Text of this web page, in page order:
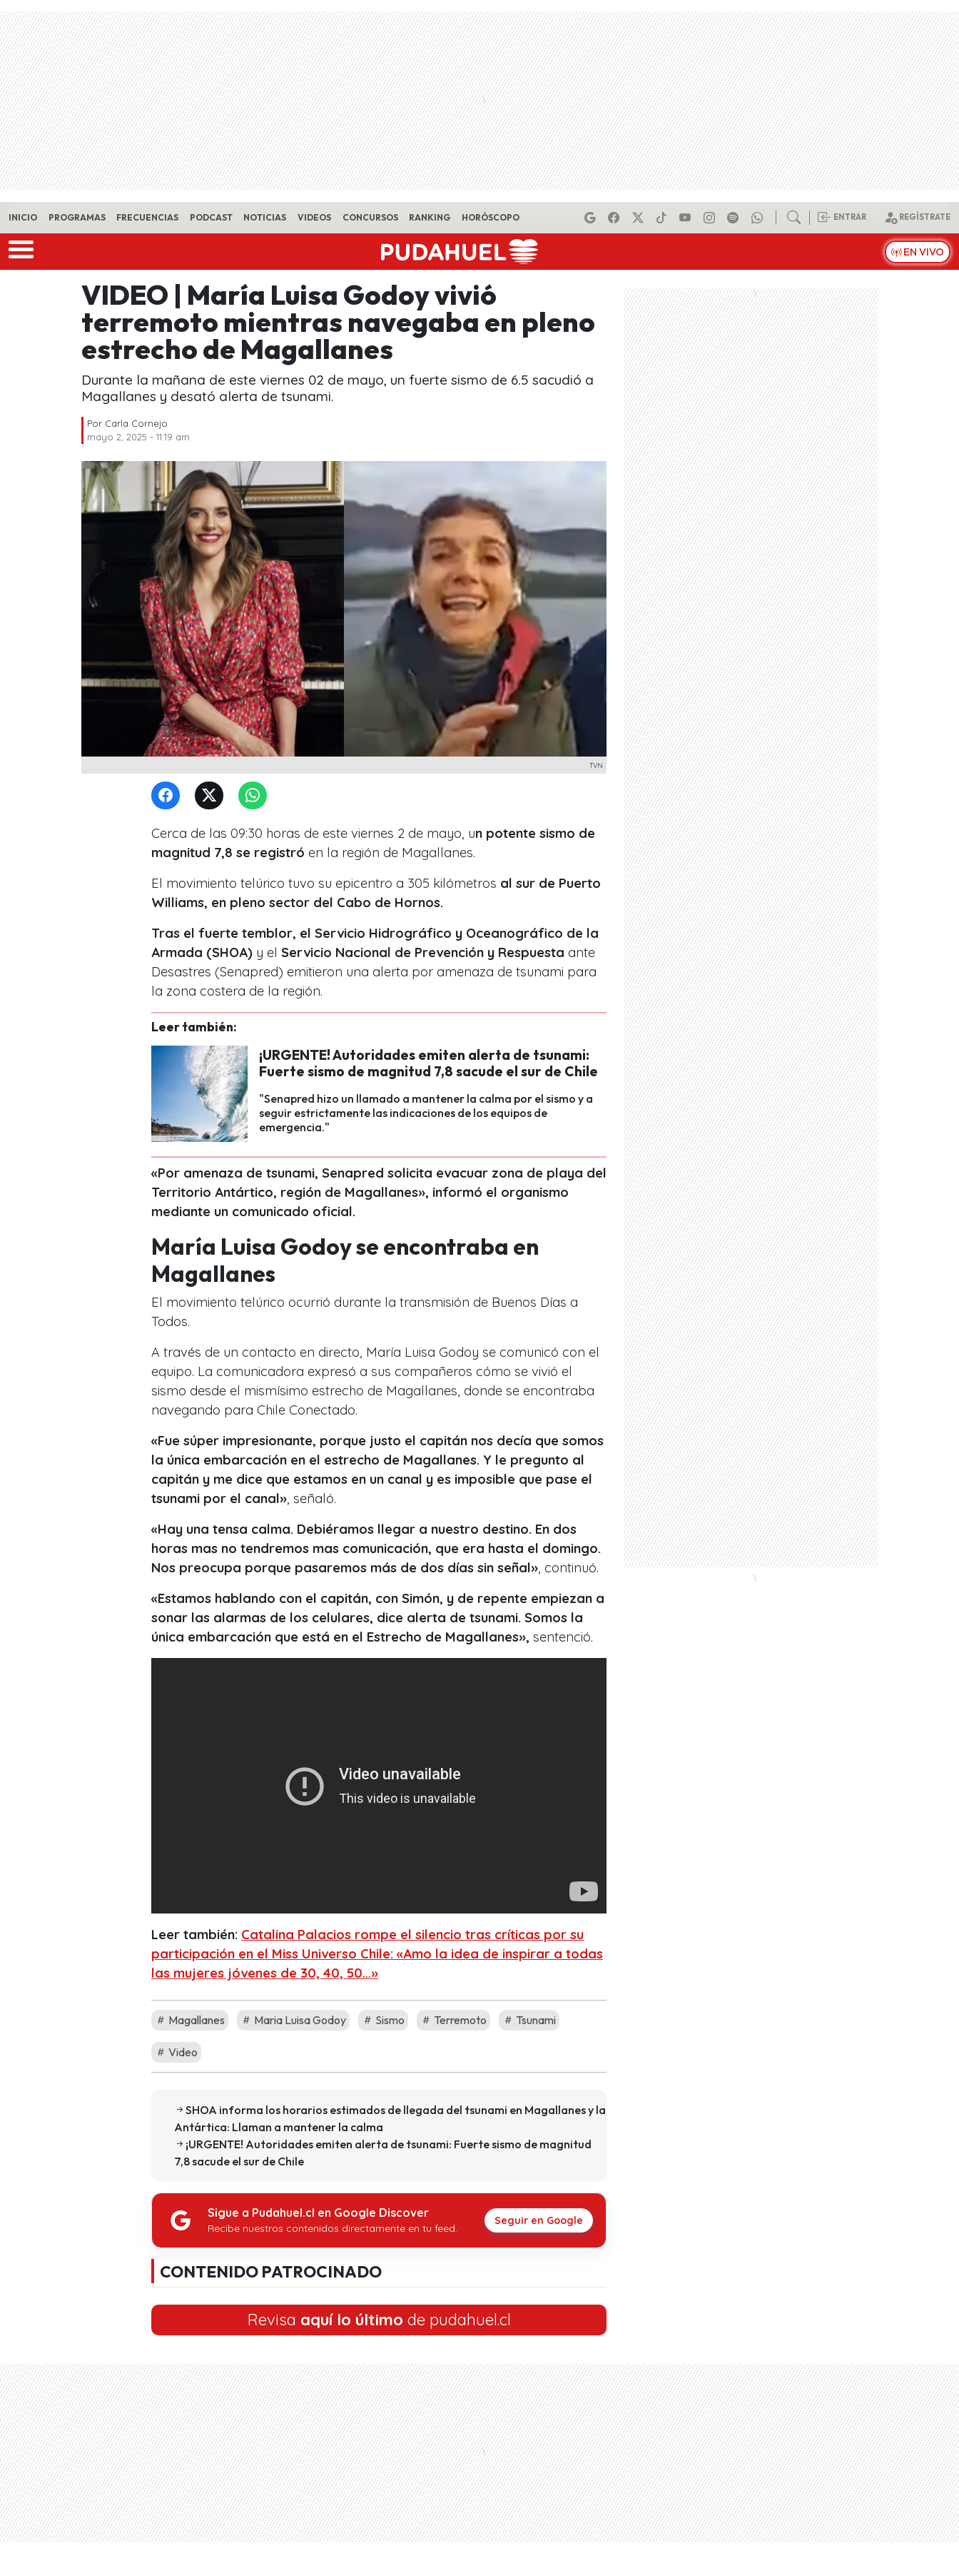
Skip to main content
INICIO PROGRAMAS FRECUENCIAS PODCAST NOTICIAS VIDEOS CONCURSOS RANKING HORÓSCOPO ENTRAR REGÍSTRATE
EN VIVO
VIDEO | María Luisa Godoy vivió
terremoto mientras navegaba en pleno
estrecho de Magallanes
Durante la mañana de este viernes 02 de mayo, un fuerte sismo de 6.5 sacudió a
Magallanes y desató alerta de tsunami.
Por Carla Cornejo
mayo 2, 2025 - 11:19 am
TVN
Cerca de las 09:30 horas de este viernes 2 de mayo, un potente sismo de
magnitud 7,8 se registró en la región de Magallanes.
El movimiento telúrico tuvo su epicentro a 305 kilómetros al sur de Puerto
Williams, en pleno sector del Cabo de Hornos.
Tras el fuerte temblor, el Servicio Hidrográfico y Oceanográfico de la
Armada (SHOA) y el Servicio Nacional de Prevención y Respuesta ante
Desastres (Senapred) emitieron una alerta por amenaza de tsunami para
la zona costera de la región.
Leer también:
¡URGENTE! Autoridades emiten alerta de tsunami:
Fuerte sismo de magnitud 7,8 sacude el sur de Chile
"Senapred hizo un llamado a mantener la calma por el sismo y a
seguir estrictamente las indicaciones de los equipos de
emergencia."
«Por amenaza de tsunami, Senapred solicita evacuar zona de playa del
Territorio Antártico, región de Magallanes», informó el organismo
mediante un comunicado oficial.
María Luisa Godoy se encontraba en
Magallanes
El movimiento telúrico ocurrió durante la transmisión de Buenos Días a
Todos.
A través de un contacto en directo, María Luisa Godoy se comunicó con el
equipo. La comunicadora expresó a sus compañeros cómo se vivió el
sismo desde el mismísimo estrecho de Magallanes, donde se encontraba
navegando para Chile Conectado.
«Fue súper impresionante, porque justo el capitán nos decía que somos
la única embarcación en el estrecho de Magallanes. Y le pregunto al
capitán y me dice que estamos en un canal y es imposible que pase el
tsunami por el canal» , señaló.
«Hay una tensa calma. Debiéramos llegar a nuestro destino. En dos
horas mas no tendremos mas comunicación, que era hasta el domingo.
Nos preocupa porque pasaremos más de dos días sin señal» , continuó.
«Estamos hablando con el capitán, con Simón, y de repente empiezan a
sonar las alarmas de los celulares, dice alerta de tsunami. Somos la
única embarcación que está en el Estrecho de Magallanes», sentenció.
Leer también: Catalina Palacios rompe el silencio tras críticas por su
participación en el Miss Universo Chile: «Amo la idea de inspirar a todas
las mujeres jóvenes de 30, 40, 50…»
Magallanes Maria Luisa Godoy Sismo Terremoto Tsunami
Video
SHOA informa los horarios estimados de llegada del tsunami en Magallanes y la
Antártica: Llaman a mantener la calma
¡URGENTE! Autoridades emiten alerta de tsunami: Fuerte sismo de magnitud
7,8 sacude el sur de Chile
Sigue a Pudahuel.cl en Google Discover
Recibe nuestros contenidos directamente en tu feed.
Seguir en Google
CONTENIDO PATROCINADO
Revisa aquí lo último de pudahuel.cl